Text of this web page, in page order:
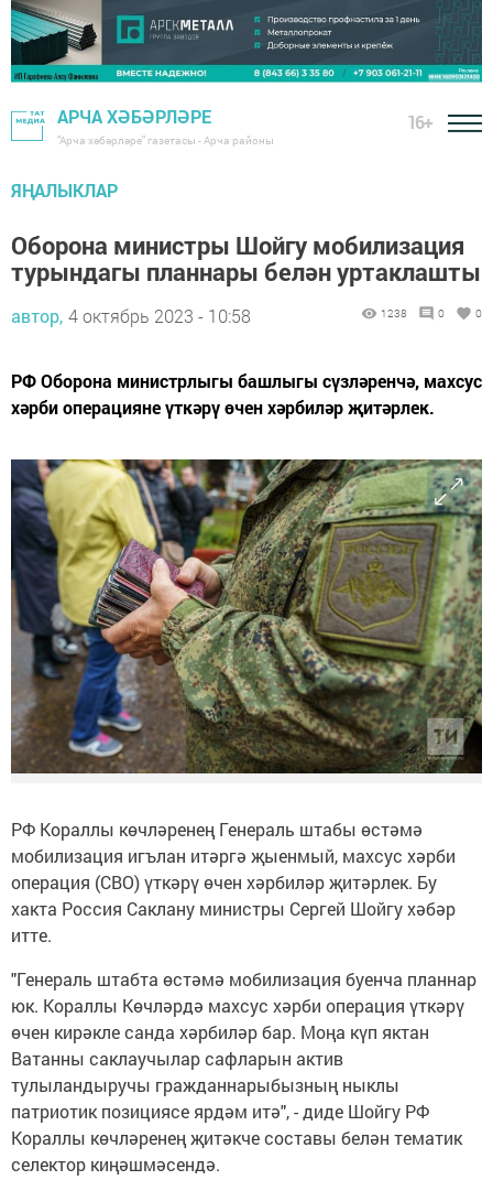
АРЧА ХӘБӘРЛӘРЕ
"Арча хәбәрләре" газетасы - Арча районы
16+
ЯҢАЛЫКЛАР
Оборона министры Шойгу мобилизация
турындагы планнары белән уртаклашты
автор, 4 октябрь 2023 - 10:58 1238 0 0
РФ Оборона министрлыгы башлыгы сүзләренчә, махсус
хәрби операцияне үткәрү өчен хәрбиләр җитәрлек.
РФ Кораллы көчләренең Генераль штабы өстәмә
мобилизация игълан итәргә җыенмый, махсус хәрби
операция (СВО) үткәрү өчен хәрбиләр җитәрлек. Бу
хакта Россия Саклану министры Сергей Шойгу хәбәр
итте.
"Генераль штабта өстәмә мобилизация буенча планнар
юк. Кораллы Көчләрдә махсус хәрби операция үткәрү
өчен кирәкле санда хәрбиләр бар. Моңа күп яктан
Ватанны саклаучылар сафларын актив
тулыландыручы гражданнарыбызның ныклы
патриотик позициясе ярдәм итә", - диде Шойгу РФ
Кораллы көчләренең җитәкче составы белән тематик
селектор киңәшмәсендә.